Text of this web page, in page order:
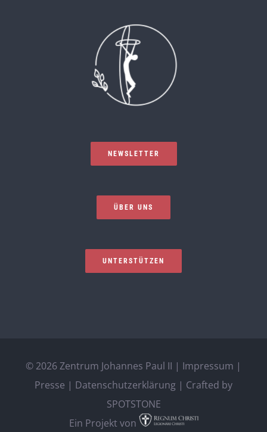
NEWSLETTER
ÜBER UNS
UNTERSTÜTZEN
© 2026 Zentrum Johannes Paul II | Impressum |
Presse | Datenschutzerklärung | Crafted by
SPOTSTONE
Ein Projekt von